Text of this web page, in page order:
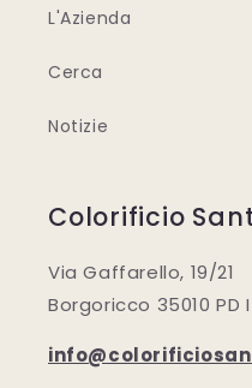
L'Azienda
Cerca
Notizie
Colorificio
Via Gaffarello, 19/21
Borgoricco 35010 PD